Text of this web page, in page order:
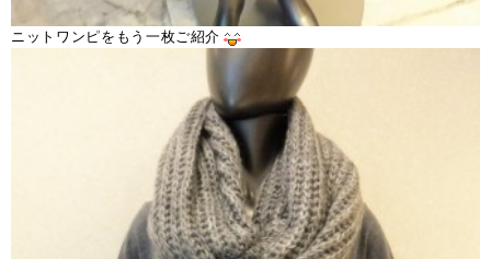
ニットワンピをもう一枚ご紹介